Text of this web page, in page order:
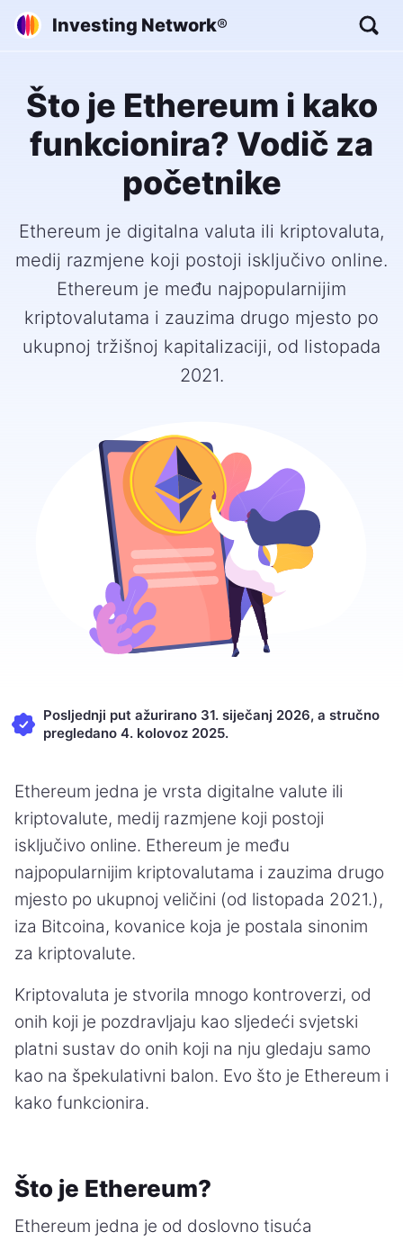
Investing Network®
Što je Ethereum i kako
funkcionira? Vodič za
početnike
Ethereum je digitalna valuta ili kriptovaluta,
medij razmjene koji postoji isključivo online.
Ethereum je među najpopularnijim
kriptovalutama i zauzima drugo mjesto po
ukupnoj tržišnoj kapitalizaciji, od listopada
2021.
Posljednji put ažurirano 31. siječanj 2026, a stručno
pregledano 4. kolovoz 2025.
Ethereum jedna je vrsta digitalne valute ili
kriptovalute, medij razmjene koji postoji
isključivo online. Ethereum je među
najpopularnijim kriptovalutama i zauzima drugo
mjesto po ukupnoj veličini (od listopada 2021.),
iza Bitcoina, kovanice koja je postala sinonim
za kriptovalute.
Kriptovaluta je stvorila mnogo kontroverzi, od
onih koji je pozdravljaju kao sljedeći svjetski
platni sustav do onih koji na nju gledaju samo
kao na špekulativni balon. Evo što je Ethereum i
kako funkcionira.
Što je Ethereum?
Ethereum jedna je od doslovno tisuća